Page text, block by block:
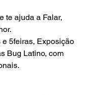
te ajuda a Falar,
e 5feiras, Exposição
Bug Latino, com